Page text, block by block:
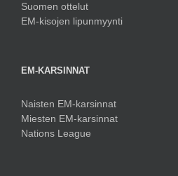
Suomen ottelut
EM-kisojen lipunmyynti
EM-KARSINNAT
Naisten EM-karsinnat
Miesten EM-karsinnat
Nations League